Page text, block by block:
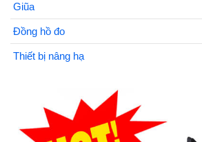
Giũa
Đồng hồ đo
Thiết bị nâng hạ